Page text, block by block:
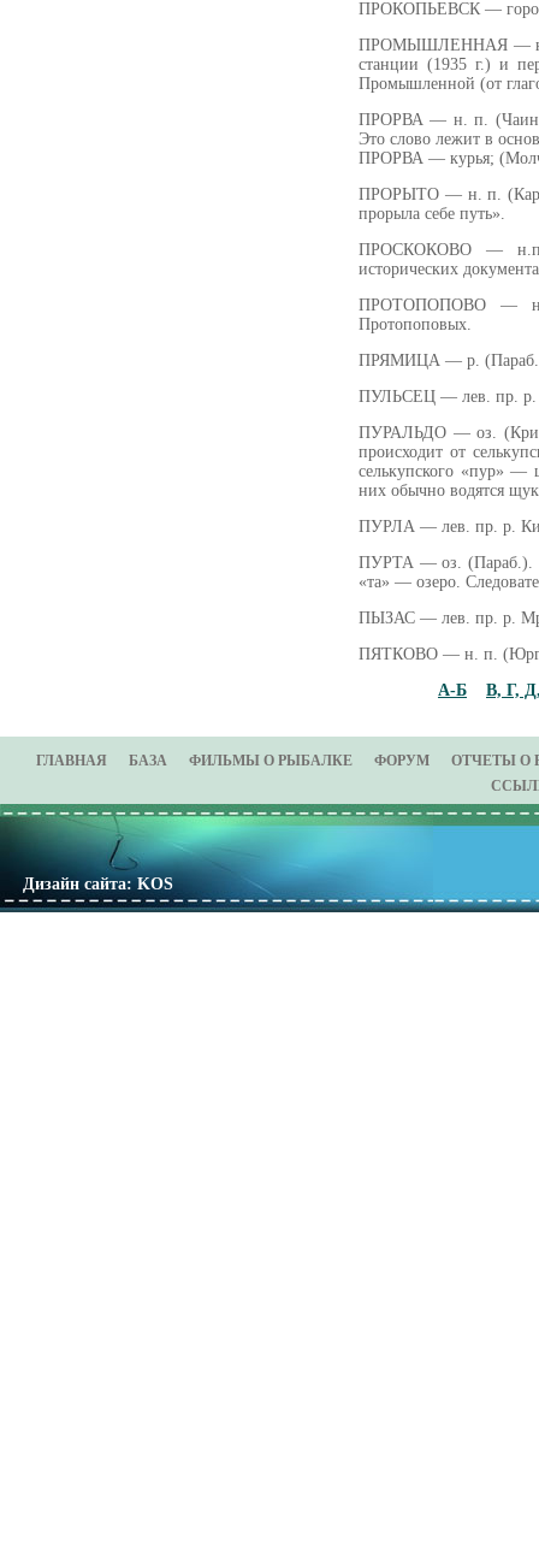
ПРОКОПЬЕВСК — город
ПРОМЫШЛЕННАЯ — н.
станции (1935 г.) и
Промышленной (от
ПРОРВА — н. п. (Чаин.).
Это слово лежит в
ПРОРВА — курья;
ПРОРЫТО — н. п.
прорыла себе путь».
ПРОСКОКОВО — н.п.
исторических
ПРОТОПОПОВО — н.
Протопоповых.
ПРЯМИЦА — р. (Параб.).
ПУЛЬСЕЦ — лев. пр. р.
ПУРАЛЬДО — оз.
происходит от
селькупского «пур» —
них обычно водятся
ПУРЛА — лев. пр. р.
ПУРТА — оз. (Параб.).
«та» — озеро.
ПЫЗАС — лев. пр. р.
ПЯТКОВО — н. п. (Юрг.).
А-Б
В, Г,
ГЛАВНАЯ БАЗА ФИЛЬМЫ О РЫБАЛКЕ ФОРУМ
ОТЧЕТЫ О
Дизайн сайта: KOS